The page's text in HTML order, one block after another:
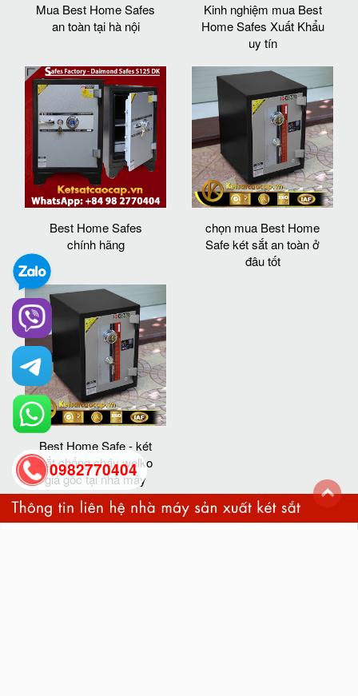
Mua Best Home Safes
an toàn tại hà nội
Kinh nghiệm mua Best
Home Safes Xuất Khẩu
uy tín
Best Home Safes
chính hãng
chọn mua Best Home
Safe két sắt an toàn ở
đâu tốt
Best Home Safe - két
sắt chống cháy welko
giá gốc tại nhà máy
0982770404
back